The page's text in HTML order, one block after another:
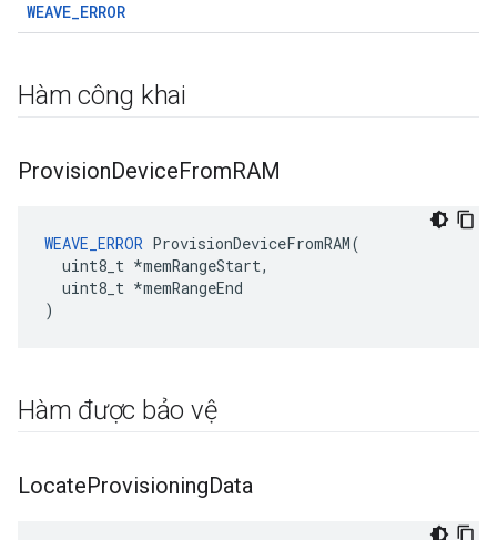
WEAVE_ERROR
Hàm công khai
ProvisionDeviceFromRAM
WEAVE_ERROR ProvisionDeviceFromRAM(
  uint8_t *memRangeStart,
  uint8_t *memRangeEnd
)
Hàm được bảo vệ
LocateProvisioningData